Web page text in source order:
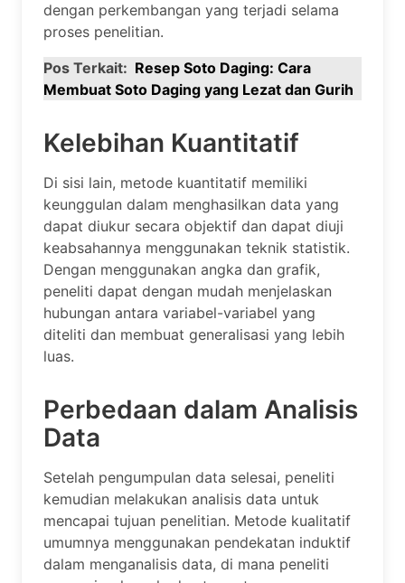
dengan perkembangan yang terjadi selama
proses penelitian.
Pos Terkait: Resep Soto Daging: Cara
Membuat Soto Daging yang Lezat dan Gurih
Kelebihan Kuantitatif
Di sisi lain, metode kuantitatif memiliki
keunggulan dalam menghasilkan data yang
dapat diukur secara objektif dan dapat diuji
keabsahannya menggunakan teknik statistik.
Dengan menggunakan angka dan grafik,
peneliti dapat dengan mudah menjelaskan
hubungan antara variabel-variabel yang
diteliti dan membuat generalisasi yang lebih
luas.
Perbedaan dalam Analisis
Data
Setelah pengumpulan data selesai, peneliti
kemudian melakukan analisis data untuk
mencapai tujuan penelitian. Metode kualitatif
umumnya menggunakan pendekatan induktif
dalam menganalisis data, di mana peneliti